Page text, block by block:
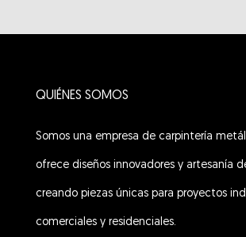
QUIÉNES SOMOS
Somos una empresa de carpintería
ofrece diseños innovadores y artesanía
creando piezas únicas para proyectos
comerciales y residenciales.